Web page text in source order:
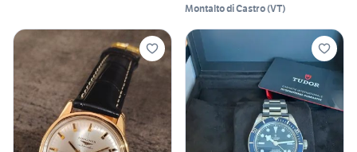
Montalto di Castro(VT)